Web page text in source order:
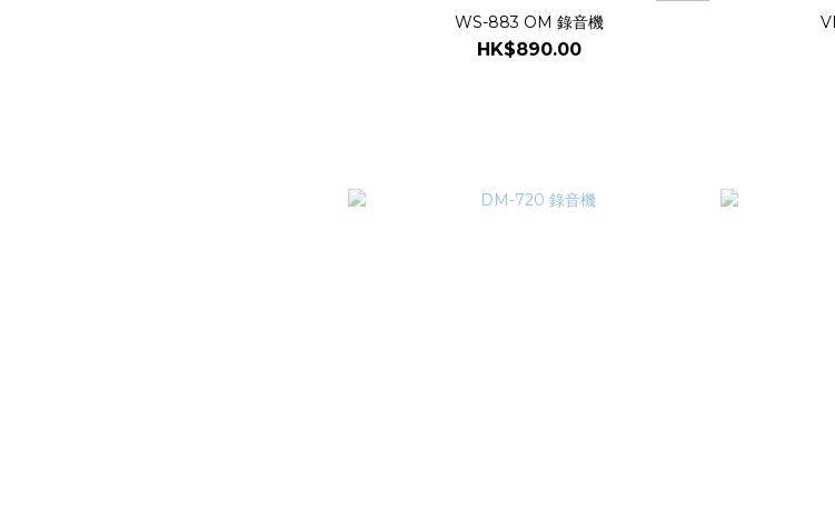
WS-883 OM 錄音機
HK$890.00